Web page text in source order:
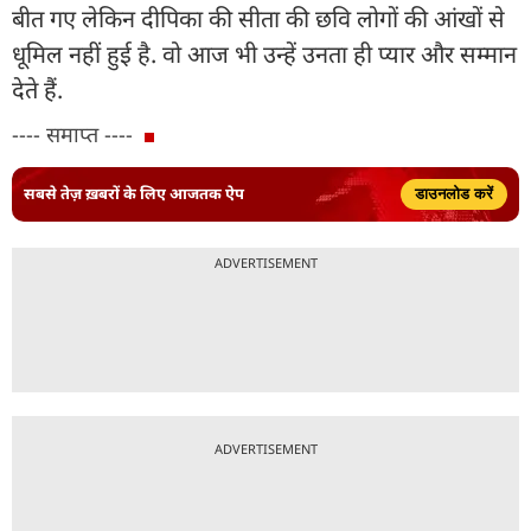
बीत गए लेकिन दीपिका की सीता की छवि लोगों की आंखों से
धूमिल नहीं हुई है. वो आज भी उन्हें उनता ही प्यार और सम्मान
देते हैं.
---- समाप्त ----
सबसे तेज़ ख़बरों के लिए आजतक ऐप डाउनलोड करें
ADVERTISEMENT
ADVERTISEMENT